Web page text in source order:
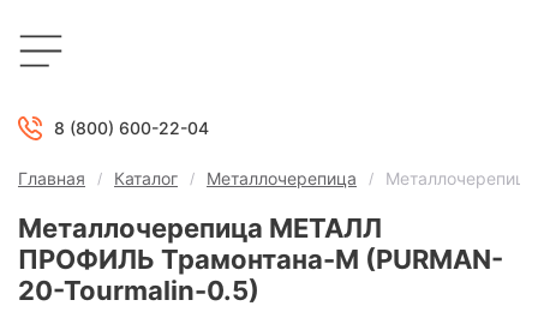
8 (800) 600-22-04
Главная Каталог Металлочерепица
Металлочерепица МЕТАЛЛ
ПРОФИЛЬ Трамонтана-M (PURMAN-
20-Tourmalin-0.5)